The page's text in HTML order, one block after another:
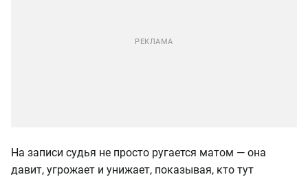
На записи судья не просто ругается матом — она
давит, угрожает и унижает, показывая, кто тут